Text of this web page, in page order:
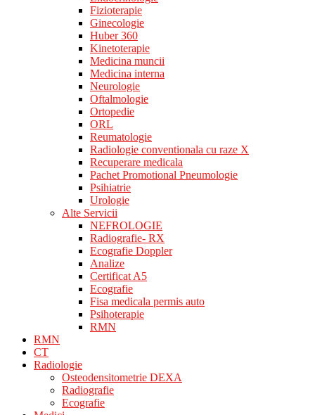
Fizioterapie
Ginecologie
Huber 360
Kinetoterapie
Medicina muncii
Medicina interna
Neurologie
Oftalmologie
Ortopedie
ORL
Reumatologie
Radiologie conventionala cu raze X
Recuperare medicala
Pachet Promotional Pneumologie
Psihiatrie
Urologie
Alte Servicii
NEFROLOGIE
Radiografie- RX
Ecografie Doppler
Analize
Certificat A5
Ecografie
Fisa medicala permis auto
Psihoterapie
RMN
RMN
CT
Radiologie
Osteodensitometrie DEXA
Radiografie
Ecografie